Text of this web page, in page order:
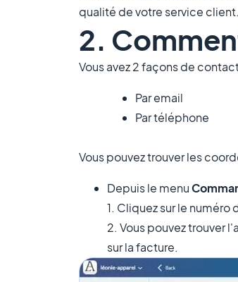
qualité de votre service client.
2.
Vous avez 2 façons de
Par email
Par téléphone
Vous pouvez trouver les
Depuis le menu
1. Cliquez sur le
2. Vous pouvez trouver
sur la facture.